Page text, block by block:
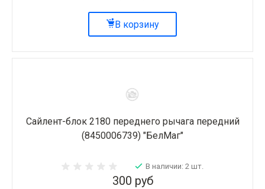
В корзину
Сайлент-блок 2180 переднего рычага передний
(8450006739) "БелМаг"
В наличии: 2 шт.
300 руб